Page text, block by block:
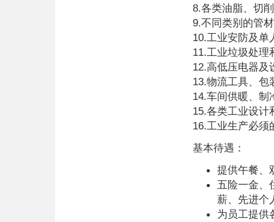
8.各类油脂、切
9.不同类别的管
10.工业安防及单
11.工业垃圾处理
12.高低压电器及
13.物流工具、包
14.车间供暖、制
15.各类工业设计
16.工业生产必须
基本待遇：
提供午餐、
五险一金、
薪、先进个
为员工提供